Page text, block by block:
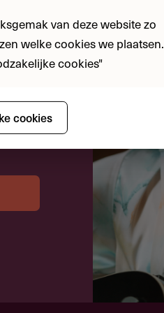
van deze website zo
welke cookies we plaatsen.
cookies"
cookies